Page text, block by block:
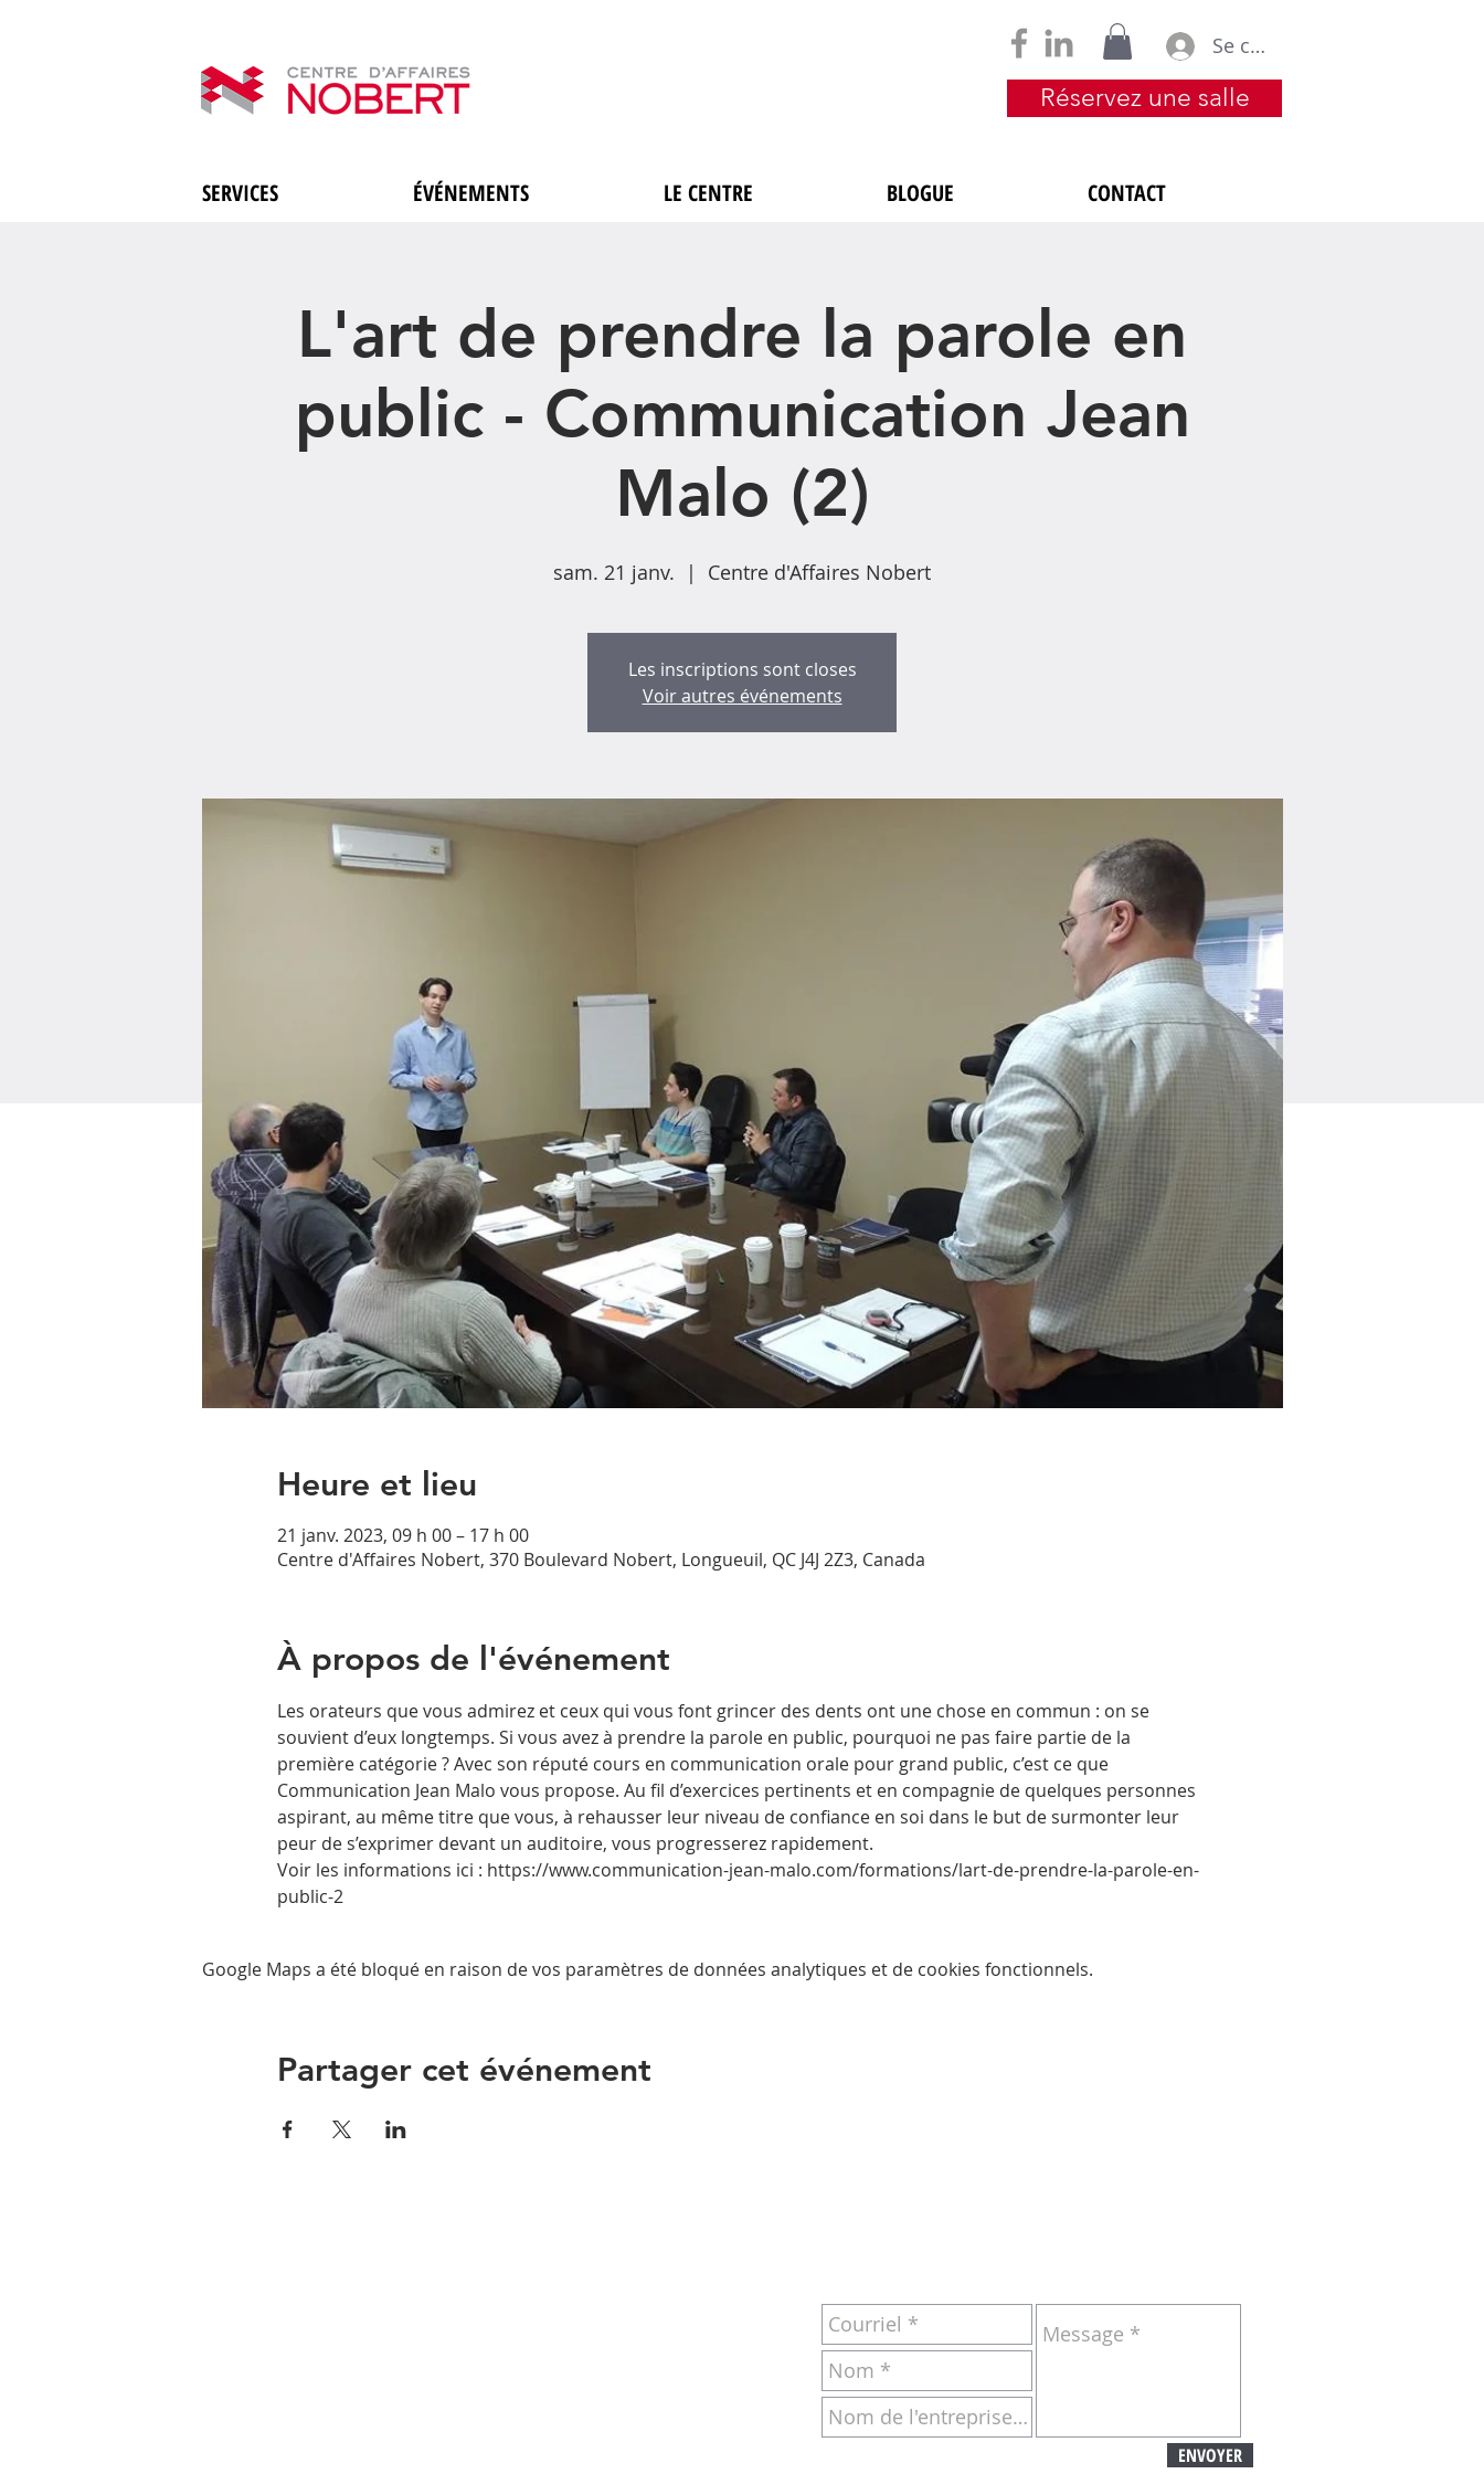
Se connecter
Réservez une salle
SERVICES ÉVÉNEMENTS LE CENTRE BLOGUE CONTACT
L'art de prendre la parole en
public - Communication Jean
Malo (2)
sam. 21 janv.
  |
Centre d'Affaires Nobert
Les inscriptions sont closes
Voir autres événements
Heure et lieu
21 janv. 2023, 09 h 00 – 17 h 00
Centre d'Affaires Nobert, 370 Boulevard Nobert, Longueuil, QC J4J 2Z3, Canada
À propos de l'événement
Les orateurs que vous admirez et ceux qui vous font grincer des dents ont une chose en commun : on se
souvient d’eux longtemps. Si vous avez à prendre la parole en public, pourquoi ne pas faire partie de la
première catégorie ? Avec son réputé cours en communication orale pour grand public, c’est ce que
Communication Jean Malo vous propose. Au fil d’exercices pertinents et en compagnie de quelques personnes
aspirant, au même titre que vous, à rehausser leur niveau de confiance en soi dans le but de surmonter leur
peur de s’exprimer devant un auditoire, vous progresserez rapidement.
Voir les informations ici : https://www.communication-jean-malo.com/formations/lart-de-prendre-la-parole-en-
public-2
Google Maps a été bloqué en raison de vos paramètres de données analytiques et de cookies fonctionnels.
Partager cet événement
ENVOYER